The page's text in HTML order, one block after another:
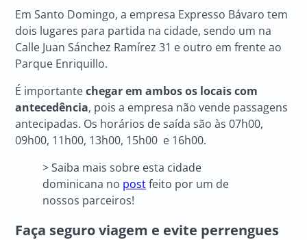
Em Santo Domingo, a empresa Expresso Bávaro tem
dois lugares para partida na cidade, sendo um na
Calle Juan Sánchez Ramírez 31 e outro em frente ao
Parque Enriquillo.
É importantechegar em ambos os locais com
antecedência, pois a empresa não vende passagens
antecipadas. Os horários de saída são às 07h00,
09h00, 11h00, 13h00, 15h00 e 16h00.
> Saiba mais sobre esta cidade
dominicana no postfeito por um de
nossos parceiros!
Faça seguro viagem e evite perrengues